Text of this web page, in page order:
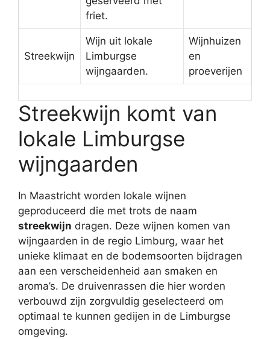
friet.
Streekwijn
Wijn uit lokale
Limburgse
wijngaarden.
Wijnhuizen
en
proeverijen
Streekwijn komt van
lokale Limburgse
wijngaarden
In Maastricht worden lokale wijnen
geproduceerd die met trots de naam
streekwijn dragen. Deze wijnen komen van
wijngaarden in de regio Limburg, waar het
unieke klimaat en de bodemsoorten bijdragen
aan een verscheidenheid aan smaken en
aroma’s. De druivenrassen die hier worden
verbouwd zijn zorgvuldig geselecteerd om
optimaal te kunnen gedijen in de Limburgse
omgeving.